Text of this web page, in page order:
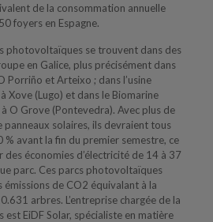
de la consommation annuelle
foyers en Espagne.
photovoltaïques se trouvent dans des
en Galice, plus précisément dans
Porriño et Arteixo ; dans l’usine
Xove (Lugo) et dans le Biomarine
O Grove (Pontevedra). Avec plus de
solaires, ils devraient tous
avant la fin du premier semestre, ce
économies d’électricité de 14 à 37
parc. Ces parcs photovoltaïques
de CO2 équivalant à la
arbres. L’entreprise chargée de la
EiDF Solar, spécialiste en matière